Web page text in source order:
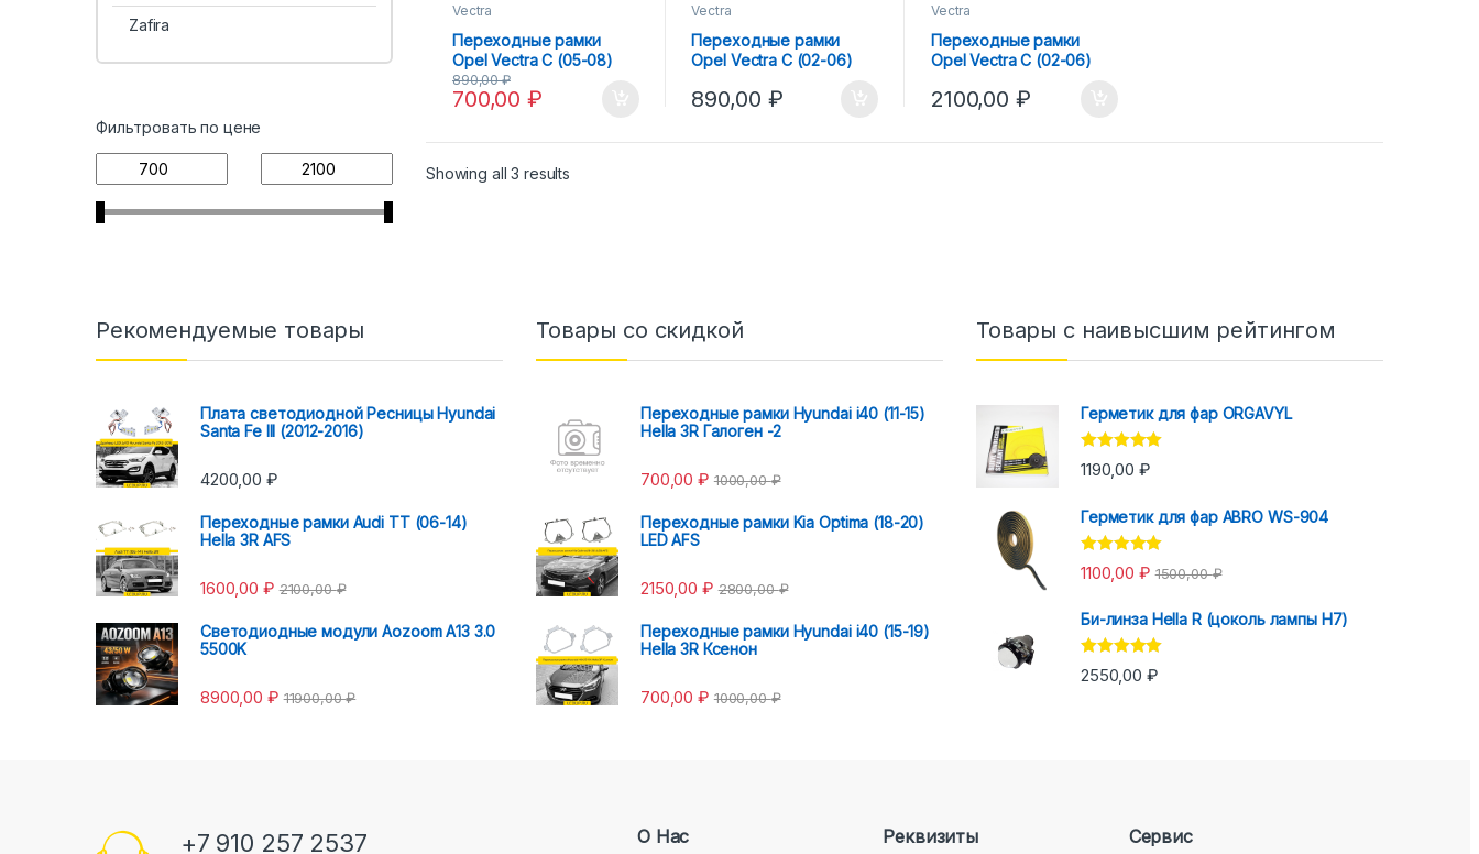
Vectra
Переходные рамки
Opel Vectra C (05-08)
Valeo Hella 3r
700,00₽
890,00₽
Vectra
Переходные рамки
Opel Vectra C (02-06)
890,00 ₽
Vectra
Переходные рамки
Opel Vectra C (02-06)
2100,00 ₽
Showing all 3 results
Zafira
Фильтровать по цене
Рекомендуемые товары
Плата светодиодной Ресницы Hyundai
Santa Fe III (2012-2016)
4200,00 ₽
Переходные рамки Audi TT (06-14)
Hella 3R AFS
1600,00 ₽ 2100,00₽
Светодиодные модули Aozoom A13 3.0
5500K
8900,00 ₽ 11900,00₽
Товары со скидкой
Переходные рамки Hyundai i40 (11-15)
Hella 3R Галоген -2
700,00₽ 1000,00₽
Переходные рамки Kia Optima (18-20)
LED AFS
2150,00 ₽ 2800,00₽
Переходные рамки Hyundai i40 (15-19)
Hella 3R Ксенон
700,00₽ 1000,00₽
Товары с наивысшим рейтингом
Герметик для фар ORGAVYL
Оценка 5.00
из 5
1190,00 ₽
Герметик для фар ABRO WS-904
Оценка 5.00
из 5
1100,00 ₽ 1500,00₽
Би-линза Hella R (цоколь лампы H7)
Оценка5.00
из 5
2550,00 ₽
+7 910 257 2537 О Нас Реквизиты Сервис